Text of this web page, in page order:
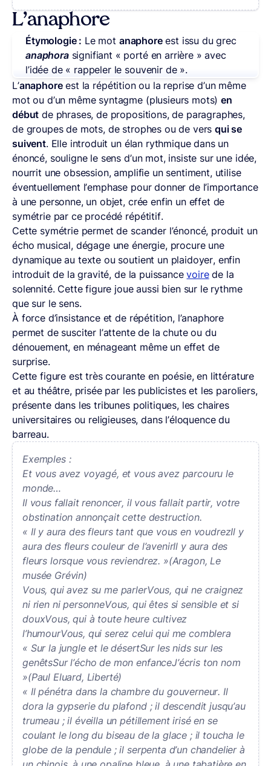
L’anaphore
Étymologie : Le mot anaphoreest issu du grec
anaphorasignifiant « porté en arrière » avec
l’idée de « rappeler le souvenir de ».
L’anaphoreest la répétition ou la reprise d’un même
mot ou d’un même syntagme (plusieurs mots)en
début de phrases, de propositions, de paragraphes,
de groupes de mots, de strophes ou de versqui se
suivent. Elle introduit un élan rythmique dans un
énoncé, souligne le sens d’un mot, insiste sur une idée,
nourrit une obsession, amplifie un sentiment, utilise
éventuellement l’emphase pour donner de l’importance
à une personne, un objet, crée enfin un effet de
symétrie par ce procédé répétitif.
Cette symétrie permet de scander l’énoncé, produit un
écho musical, dégage une énergie, procure une
dynamique au texte ou soutient un plaidoyer, enfin
introduit de la gravité, de la puissancevoirede la
solennité. Cette figure joue aussi bien sur le rythme
que sur le sens.
À force d’insistance et de répétition, l’anaphore
permet de susciter l’attente de la chute ou du
dénouement, en ménageant même un effet de
surprise.
Cette figure est très courante en poésie, en littérature
et au théâtre, prisée par les publicistes et les paroliers,
présente dans les tribunes politiques, les chaires
universitaires ou religieuses, dans l’éloquence du
barreau.
Exemples :
Et vous avez voyagé, et vous avez parcouru le
monde…
Il vous fallait renoncer, il vous fallait partir, votre
obstination annonçait cette destruction.
« Il y aura des fleurs tant que vous en voudrezIl y
aura des fleurs couleur de l’avenirIl y aura des
fleurs lorsque vous reviendrez. »(Aragon, Le
musée Grévin)
Vous, qui avez su me parlerVous, qui ne craignez
ni rien ni personneVous, qui êtes si sensible et si
douxVous, qui à toute heure cultivez
l’humourVous, qui serez celui qui me comblera
« Sur la jungle et le désertSur les nids sur les
genêtsSur l’écho de mon enfanceJ’écris ton nom
»(Paul Eluard, Liberté)
« Il pénétra dans la chambre du gouverneur. Il
dora la gypserie du plafond ; il descendit jusqu’au
trumeau ; il éveilla un pétillement irisé en se
coulant le long du biseau de la glace ; il toucha le
globe de la pendule ; il serpenta d’un chandelier à